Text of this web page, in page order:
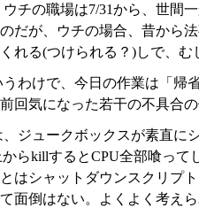
ウチの職場は7/31から、世間
だが、ウチの場合、昔から
れる(つけられる？)しで、
うわけで、今日の作業は「帰
回気になった若干の不具合
、ジュークボックスが素直に
からkillするとCPU全部喰っ
はシャットダウンスクリプ
面倒はない。よくよく考え